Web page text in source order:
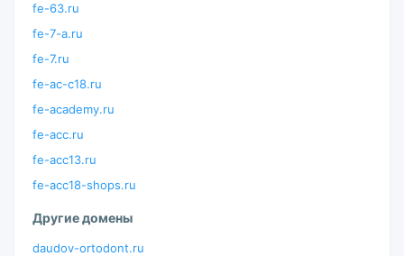
fe-63.ru
fe-7-a.ru
fe-7.ru
fe-ac-c18.ru
fe-academy.ru
fe-acc.ru
fe-acc13.ru
fe-acc18-shops.ru
Другие домены
daudov-ortodont.ru